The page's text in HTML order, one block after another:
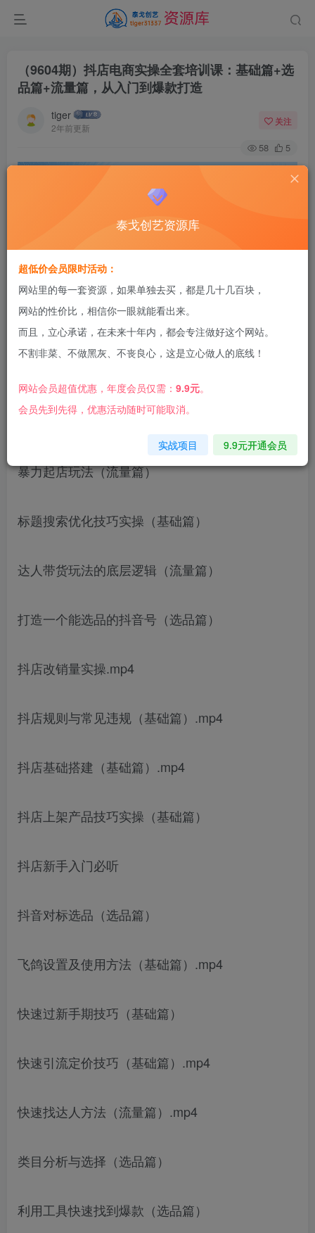
（9604期）抖店电商实操全套培训课：基础篇+选
品篇+流量篇，从入门到爆款打造
tiger
2年前更新
关注
58 5
暴力起店玩法（流量篇）
标题搜索优化技巧实操（基础篇）
达人带货玩法的底层逻辑（流量篇）
打造一个能选品的抖音号（选品篇）
抖店改销量实操.mp4
抖店规则与常见违规（基础篇）.mp4
抖店基础搭建（基础篇）.mp4
抖店上架产品技巧实操（基础篇）
抖店新手入门必听
抖音对标选品（选品篇）
飞鸽设置及使用方法（基础篇）.mp4
快速过新手期技巧（基础篇）
快速引流定价技巧（基础篇）.mp4
快速找达人方法（流量篇）.mp4
类目分析与选择（选品篇）
利用工具快速找到爆款（选品篇）
泰戈创艺资源库
超低价会员限时活动：
网站里的每一套资源，如果单独去买，都是几十几百块，
网站的性价比，相信你一眼就能看出来。
而且，立心承诺，在未来十年内，都会专注做好这个网站。
不割非菜、不做黑灰、不丧良心，这是立心做人的底线！
网站会员超值优惠，年度会员仅需： 9.9元。
会员先到先得，优惠活动随时可能取消。
实战项目 9.9元开通会员